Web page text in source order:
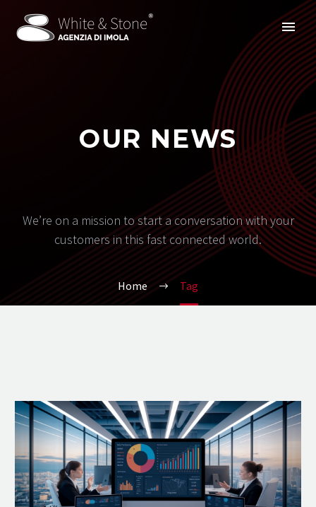
OUR NEWS
We’re on a mission to start a conversation with your
customers in this fast connected world.
Home Tag